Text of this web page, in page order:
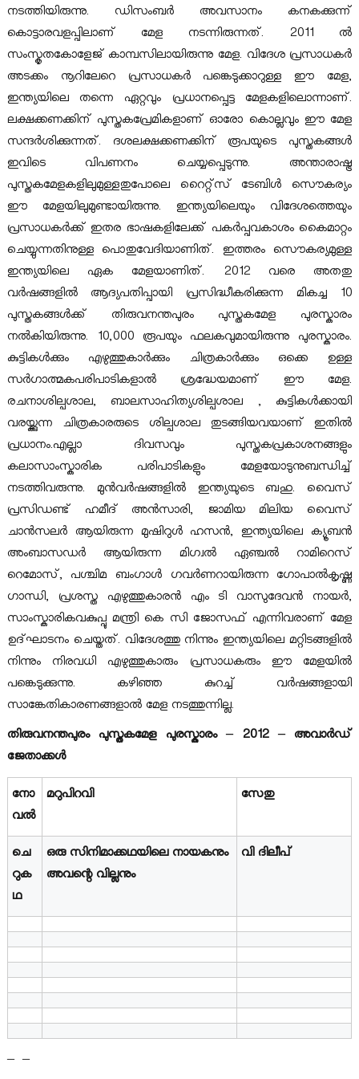
ല
ഹി
ത്യ
ഇ
ന്‍സ്റ്റി
റ്റ്യൂ
ട്ട്
നടത്തിയിരുന്നു. ഡിസംബര്‍ അവസാനം കനകക്കുന്ന്
കൊട്ടാരവളപ്പിലാണ് മേള നടന്നിരുന്നത്. 2011 ല്‍
സംസ്കൃതകോളേജ് കാമ്പസിലായിരുന്നു മേള. വിദേശ പ്രസാധകര്‍
അടക്കം നൂറിലേറെ പ്രസാധകര്‍ പങ്കെടുക്കാറുള്ള ഈ മേള,
ഇന്ത്യയിലെ തന്നെ ഏറ്റവും പ്രധാനപ്പെട്ട മേളകളിലൊന്നാണ്.
ലക്ഷക്കണക്കിന് പുസ്തകപ്രേമികളാണ് ഓരോ കൊല്ലവും ഈ മേള
സന്ദര്‍ശിക്കുന്നത്. ദശലക്ഷക്കണക്കിന് രൂപയുടെ പുസ്തകങ്ങള്‍
ഇവിടെ വിപണനം ചെയ്യപ്പെടുന്നു. അന്താരാഷ്ട്ര
പുസ്തകമേളകളിലുമുള്ളതുപോലെ റൈറ്റ്സ് ടേബിള്‍ സൌകര്യം
ഈ മേളയിലുമുണ്ടായിരുന്നു. ഇന്ത്യയിലെയും വിദേശത്തെയും
പ്രസാധകര്‍ക്ക് ഇതര ഭാഷകളിലേക്ക് പകര്‍പ്പവകാശം കൈമാറ്റം
ചെയ്യുന്നതിനുള്ള പൊതുവേദിയാണിത്. ഇത്തരം സൌകര്യമുള്ള
ഇന്ത്യയിലെ ഏക മേളയാണിത്. 2012 വരെ അതതു
വര്‍ഷങ്ങളില്‍ ആദ്യപതിപ്പായി പ്രസിദ്ധീകരിക്കുന്ന മികച്ച 10
പുസ്തകങ്ങള്‍ക്ക് തിരുവനന്തപുരം പുസ്തകമേള പുരസ്കാരം
നല്‍കിയിരുന്നു. 10,000 രൂപയും ഫലകവുമായിരുന്നു പുരസ്കാരം.
കുട്ടികള്‍ക്കും എഴുത്തുകാര്‍ക്കും ചിത്രകാര്‍ക്കും ഒക്കെ ഉള്ള
സര്‍ഗാത്മകപരിപാടികളാല്‍ ശ്രദ്ധേയമാണ് ഈ മേള.
രചനാശില്പശാല, ബാലസാഹിത്യശില്പശാല , കുട്ടികള്‍ക്കായി
വരയ്ക്കുന്ന ചിത്രകാരരുടെ ശില്പശാല തുടങ്ങിയവയാണ് ഇതില്‍
പ്രധാനം.എല്ലാ ദിവസവും പുസ്തകപ്രകാശനങ്ങളും
കലാസാംസ്കാരിക പരിപാടികളും മേളയോടുനുബന്ധിച്ച്
നടത്തിവരുന്നു. മുന്‍വര്‍ഷങ്ങളില്‍ ഇന്ത്യയുടെ ബഹു. വൈസ്
പ്രസിഡണ്ട് ഹമീദ് അന്‍സാരി, ജാമിയ മിലിയ വൈസ്
ചാന്‍സലര്‍ ആയിരുന്ന മുഷിറുള്‍ ഹസന്‍, ഇന്ത്യയിലെ ക്യൂബന്‍
അംബാസഡര്‍ ആയിരുന്ന മിഗ്വല്‍ ഏഞ്ചല്‍ റാമിറെസ്
റെമോസ്, പശ്ചിമ ബംഗാള്‍ ഗവര്‍ണറായിരുന്ന ഗോപാല്‍കൃഷ്ണ
ഗാന്ധി, പ്രശസ്ത എഴുത്തുകാരന്‍ എം ടി വാസുദേവന്‍ നായര്‍,
സാംസ്കാരികവകുപ്പു മന്ത്രി കെ സി ജോസഫ് എന്നിവരാണ് മേള
ഉദ്ഘാടനം ചെയ്തത്. വിദേശത്തു നിന്നും ഇന്ത്യയിലെ മറ്റിടങ്ങളില്‍
നിന്നും നിരവധി എഴുത്തുകാരും പ്രസാധകരും ഈ മേളയില്‍
പങ്കെടുക്കുന്നു. കഴിഞ്ഞ കുറച്ച് വര്‍ഷങ്ങളായി
സാങ്കേതികാരണങ്ങളാല്‍ മേള നടത്തുന്നില്ല.
തിരുവനന്തപുരം പുസ്തകമേള പുരസ്കാരം – 2012 – അവാര്‍ഡ്
ജേതാക്കള്‍
നോ
വല്‍
മറുപിറവി സേതു
ചെ
റുക
ഥ
ഒരു സിനിമാക്കഥയിലെ നായകനും
അവന്റെ വില്ലനും
വി ദിലീപ്
– –